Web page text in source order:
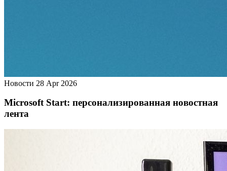
Новости 28 Apr 2026
Microsoft Start: персонализированная новостная
лента